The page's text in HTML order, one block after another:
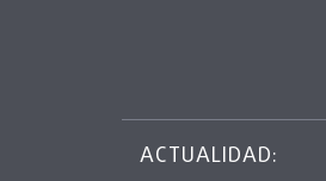
ACTUALIDAD: